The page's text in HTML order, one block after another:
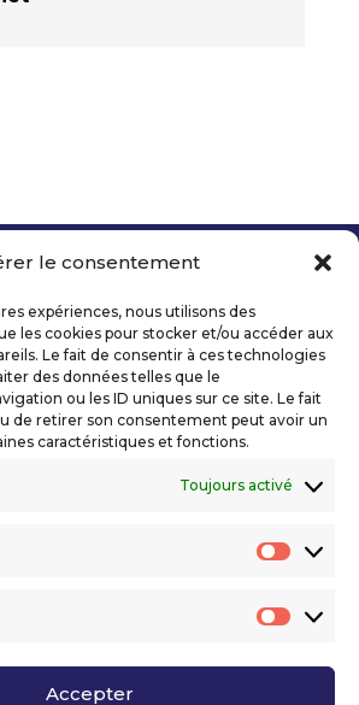
le consentement
expériences, nous utilisons des
les cookies pour stocker et/ou accéder aux
Le fait de consentir à ces technologies
des données telles que le
ou les ID uniques sur ce site. Le fait
de retirer son consentement peut avoir un
caractéristiques et fonctions.
Toujours activé
Accepter
numérique